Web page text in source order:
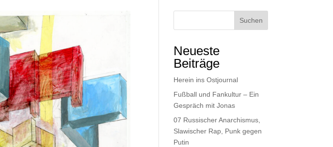
Suchen
Neueste
Beiträge
Herein ins Ostjournal
Fußball und Fankultur – Ein
Gespräch mit Jonas
07 Russischer Anarchismus,
Slawischer Rap, Punk gegen
Putin